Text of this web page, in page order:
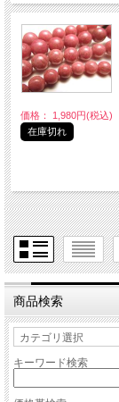
価格： 1,980円(税込)
在庫切れ
商品検索
キーワード検索